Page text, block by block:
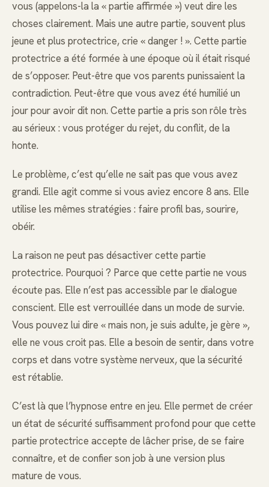
vous (appelons-la la « partie affirmée ») veut dire les
choses clairement. Mais une autre partie, souvent plus
jeune et plus protectrice, crie « danger ! ». Cette partie
protectrice a été formée à une époque où il était risqué
de s’opposer. Peut-être que vos parents punissaient la
contradiction. Peut-être que vous avez été humilié un
jour pour avoir dit non. Cette partie a pris son rôle très
au sérieux : vous protéger du rejet, du conflit, de la
honte.
Le problème, c’est qu’elle ne sait pas que vous avez
grandi. Elle agit comme si vous aviez encore 8 ans. Elle
utilise les mêmes stratégies : faire profil bas, sourire,
obéir.
La raison ne peut pas désactiver cette partie
protectrice. Pourquoi ? Parce que cette partie ne vous
écoute pas. Elle n’est pas accessible par le dialogue
conscient. Elle est verrouillée dans un mode de survie.
Vous pouvez lui dire « mais non, je suis adulte, je gère »,
elle ne vous croit pas. Elle a besoin de sentir, dans votre
corps et dans votre système nerveux, que la sécurité
est rétablie.
C’est là que l’hypnose entre en jeu. Elle permet de créer
un état de sécurité suffisamment profond pour que cette
partie protectrice accepte de lâcher prise, de se faire
connaître, et de confier son job à une version plus
mature de vous.